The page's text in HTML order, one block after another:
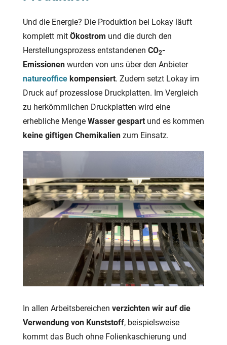
Und die Energie? Die Produktion bei Lokay läuft
komplett mit Ökostrom und die durch den
Herstellungsprozess entstandenen CO2-
Emissionen wurden von uns über den Anbieter
natureoffice kompensiert. Zudem setzt Lokay im
Druck auf prozesslose Druckplatten. Im Vergleich
zu herkömmlichen Druckplatten wird eine
erhebliche Menge Wasser gespart und es kommen
keine giftigen Chemikalien zum Einsatz.
In allen Arbeitsbereichen verzichten wir auf die
Verwendung von Kunststoff, beispielsweise
kommt das Buch ohne Folienkaschierung und